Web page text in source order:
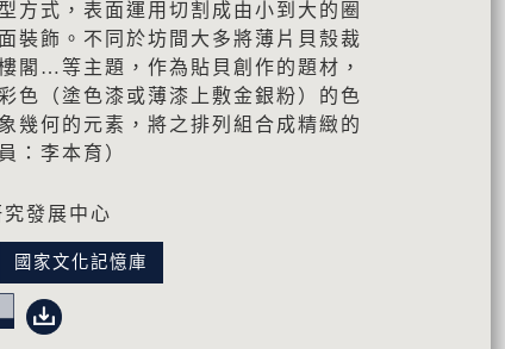
式，表面運用切割成由小到大的圈
裝飾。不同於坊間大多將薄片貝殼裁
閣…等主題，作為貼貝創作的題材，
色（塗色漆或薄漆上敷金銀粉）的色
幾何的元素，將之排列組合成精緻的
：李本育）
發展中心
國家文化記憶庫